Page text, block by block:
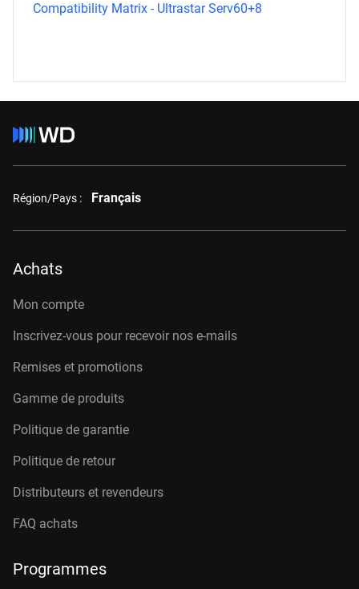
Compatibility Matrix - Ultrastar Serv60+8
Région/Pays : Français
Achats
Mon compte
Inscrivez-vous pour recevoir nos e-mails
Remises et promotions
Gamme de produits
Politique de garantie
Politique de retour
Distributeurs et revendeurs
FAQ achats
Programmes